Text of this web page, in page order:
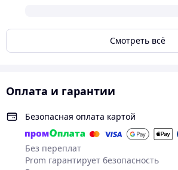
Смотреть всё
Оплата и гарантии
Безопасная оплата картой
Без переплат
Prom гарантирует безопасность